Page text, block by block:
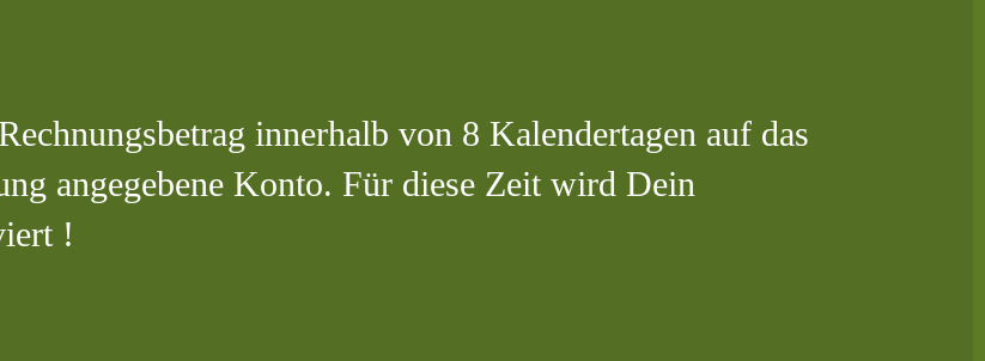
innerhalb von 8 Kalendertagen auf das
angegebene Konto. Für diese Zeit wird Dein
!